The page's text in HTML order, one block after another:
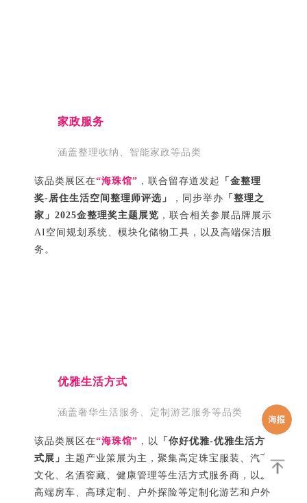
家政服务
涵盖整理收纳、智能家政等品类
该品类展区在“海珠馆” ，联合留存道发起
「金整理
奖-居住生活空间整理师评选」
，同步举办 「整理之
家」2025金整理奖主题展览 ，联合相关参展品牌展示
AI空间规划系统、模块化储物工具，以及高端保洁服
务。
优雅生活方式
涵盖奢华生活服务、定制游艺服务等品类
该品类展区在“海珠馆” ，以
「你好优雅-优雅生活方
式展」 主题产业策展为主，聚集高定珠宝服装、汽车
文化、名酒窖藏、健康管理等生活方式服务商，以及
高端房车、高球定制、户外探险等定制化游艺和户外